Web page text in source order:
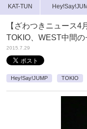
KAT-TUN
【ざわつきニュース4
TOKIO、WEST中間
2015.7.29
Hey!Say!JUMP TOKIO